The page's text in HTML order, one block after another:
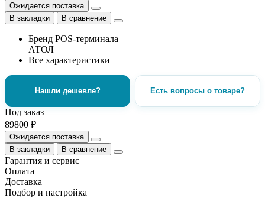
Ожидается поставка
В закладки
В сравнение
Бренд POS-терминала
АТОЛ
Все характеристики
Нашли дешевле? Есть вопросы о товаре?
Под заказ
89800 ₽
Ожидается поставка
В закладки
В сравнение
Гарантия и сервис
Оплата
Доставка
Подбор и настройка